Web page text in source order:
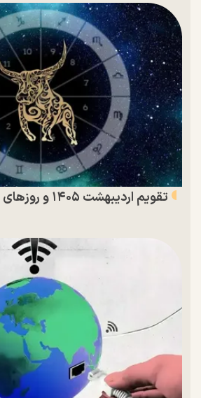
تقویم اردیبهشت ۱۴۰۵ و روز‌های تعطیل این ماه